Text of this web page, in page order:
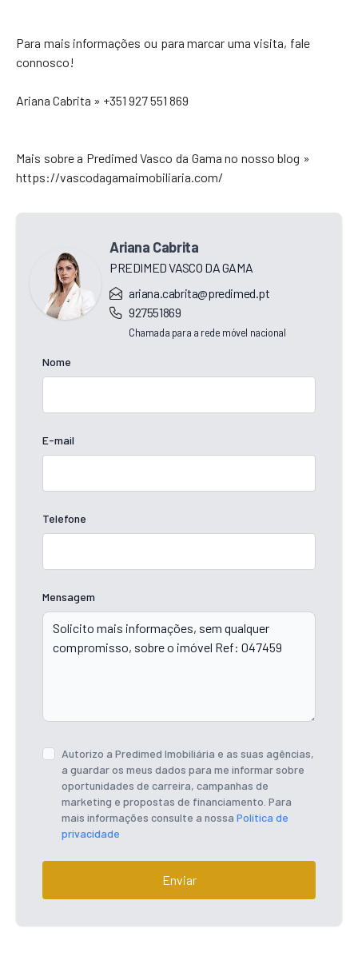
Para mais informações ou para marcar uma visita, fale
connosco!
Ariana Cabrita » +351 927 551 869
Mais sobre a Predimed Vasco da Gama no nosso blog »
https://vascodagamaimobiliaria.com/
Ariana Cabrita
PREDIMED VASCO DA GAMA
ariana.cabrita@predimed.pt
927551869
Chamada para a rede móvel nacional
Nome
E-mail
Telefone
Mensagem
Autorizo a Predimed Imobiliária e as suas agências,
a guardar os meus dados para me informar sobre
oportunidades de carreira, campanhas de
marketing e propostas de financiamento. Para
mais informações consulte a nossa Política de
privacidade
Enviar